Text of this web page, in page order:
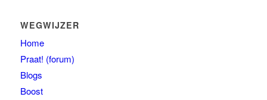
WEGWIJZER
Home
Praat! (forum)
Blogs
Boost